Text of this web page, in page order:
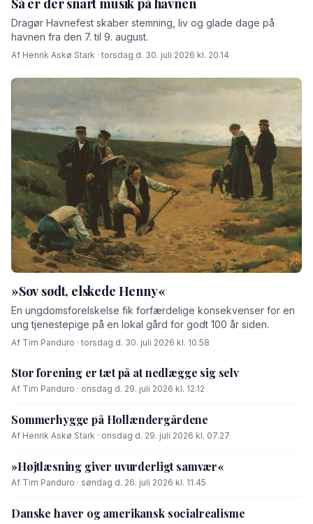
Så er der snart musik på havnen
Dragør Havnefest skaber stemning, liv og glade dage på
havnen fra den 7. til 9. august.
Af Henrik Askø Stark · torsdag d. 30. juli 2026 kl. 20.14
»Sov sødt, elskede Henny«
En ungdomsforelskelse fik forfærdelige konsekvenser for en
ung tjenestepige på en lokal gård for godt 100 år siden.
Af Tim Panduro · torsdag d. 30. juli 2026 kl. 10.58
Stor forening er tæt på at nedlægge sig selv
Af Tim Panduro · onsdag d. 29. juli 2026 kl. 12.12
Sommerhygge på Hollændergårdene
Af Henrik Askø Stark · onsdag d. 29. juli 2026 kl. 07.27
»Højtlæsning giver uvurderligt samvær«
Af Tim Panduro · søndag d. 26. juli 2026 kl. 11.45
Danske haver og amerikansk socialrealisme